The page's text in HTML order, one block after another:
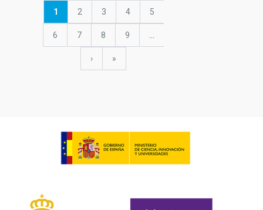
PaginaciónPágina
1 Página
2 Página
3 Página
4 Página
5
Página
6 Página
7 Página
8 Página
9 …
Siguiente
›
última
»